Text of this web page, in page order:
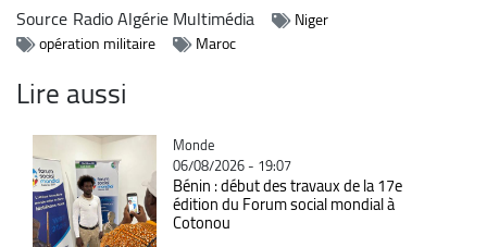
Source Radio Algérie Multimédia
Niger
opération militaire
Maroc
Lire aussi
Catégorie
Monde
06/08/2026 - 19:07
Bénin : début des travaux de la 17e
édition du Forum social mondial à
Cotonou